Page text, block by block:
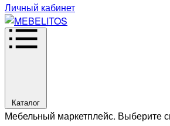
Личный кабинет
Каталог
Мебельный маркетплейс. Выберите